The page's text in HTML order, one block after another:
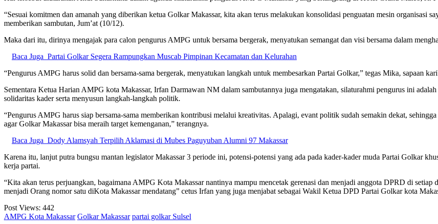
“Sesuai komitmen dan amanah yang diberikan ketua Golkar Makassar, kita akan terus melakukan konsolidasi penguatan mesin organisasi
memberikan sambutan, Jum’at (10/12).
Maka dari itu, dirinya mengajak para calon pengurus AMPG untuk bersama bergerak, menyatukan semangat dan visi bersama dalam
Baca Juga Partai Golkar Segera Rampungkan Muscab Pimpinan Kecamatan dan Kelurahan
“Pengurus AMPG harus solid dan bersama-sama bergerak, menyatukan langkah untuk membesarkan Partai Golkar,” tegas Mika, sapaan
Sementara Ketua Harian AMPG kota Makassar, Irfan Darmawan NM dalam sambutannya juga mengatakan, silaturahmi pengurus ini
solidaritas kader serta menyusun langkah-langkah politik.
“Pengurus AMPG harus siap bersama-sama memberikan kontribusi melalui kreativitas. Apalagi, evant politik sudah semakin dekat,
agar Golkar Makassar bisa meraih target kemenganan,” terangnya.
Baca Juga Dody Alamsyah Terpilih Aklamasi di Mubes Paguyuban Alumni 97 Makassar
Karena itu, lanjut putra bungsu mantan legislator Makassar 3 periode ini, potensi-potensi yang ada pada kader-kader muda Partai Golkar
kerja partai.
“Kita akan terus perjuangkan, bagaimana AMPG Kota Makassar nantinya mampu mencetak gerenasi dan menjadi anggota DPRD di
menjadi Orang nomor satu diKota Makassar mendatang” cetus Irfan yang juga menjabat sebagai Wakil Ketua DPD Partai Golkar kota
Post Views: 442
AMPG Kota Makassar Golkar Makassar partai golkar Sulsel